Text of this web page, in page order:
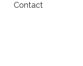
Contact